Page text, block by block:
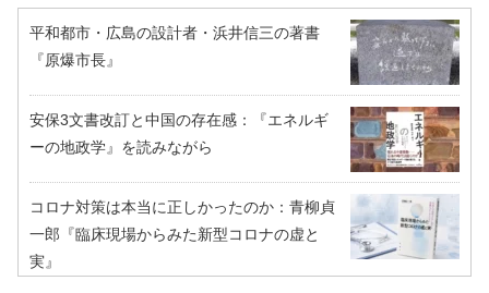
平和都市・広島の設計者・浜井信三の著書
『原爆市長』
安保3文書改訂と中国の存在感：『エネルギ
ーの地政学』を読みながら
コロナ対策は本当に正しかったのか：青柳貞
一郎『臨床現場からみた新型コロナの虚と
実』